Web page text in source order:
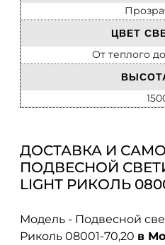
ЦВЕТ
От теплого
ДОСТАВКА И
ПОДВЕСНОЙ
LIGHT РИКОЛЬ
Модель - Подвесной
Риколь 08001-70,20 в